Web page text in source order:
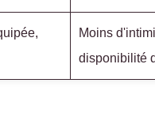
Moins
disponibilité